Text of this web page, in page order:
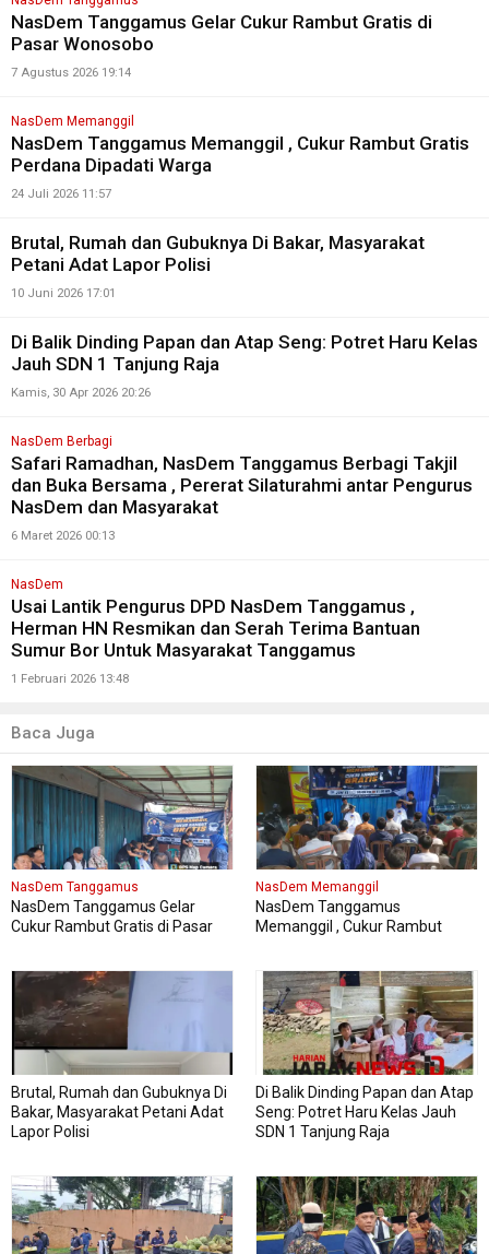
NasDem Tanggamus Gelar Cukur Rambut Gratis di
Pasar Wonosobo
7 Agustus 2026 19:14
NasDem Memanggil
NasDem Tanggamus Memanggil , Cukur Rambut Gratis
Perdana Dipadati Warga
24 Juli 2026 11:57
Brutal, Rumah dan Gubuknya Di Bakar, Masyarakat
Petani Adat Lapor Polisi
10 Juni 2026 17:01
Di Balik Dinding Papan dan Atap Seng: Potret Haru Kelas
Jauh SDN 1 Tanjung Raja
Kamis, 30 Apr 2026 20:26
NasDem Berbagi
Safari Ramadhan, NasDem Tanggamus Berbagi Takjil
dan Buka Bersama , Pererat Silaturahmi antar Pengurus
NasDem dan Masyarakat
6 Maret 2026 00:13
NasDem
Usai Lantik Pengurus DPD NasDem Tanggamus ,
Herman HN Resmikan dan Serah Terima Bantuan
Sumur Bor Untuk Masyarakat Tanggamus
1 Februari 2026 13:48
Baca Juga
NasDem Tanggamus
NasDem Tanggamus Gelar
Cukur Rambut Gratis di Pasar
NasDem Memanggil
NasDem Tanggamus
Memanggil , Cukur Rambut
Brutal, Rumah dan Gubuknya Di
Bakar, Masyarakat Petani Adat
Lapor Polisi
Di Balik Dinding Papan dan Atap
Seng: Potret Haru Kelas Jauh
SDN 1 Tanjung Raja